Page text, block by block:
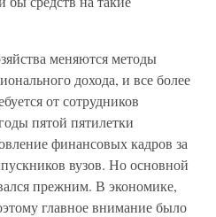
меняются методы
дохода, и все более
от сотрудников
пятой пятилетки
финансовых кадров за
вузов. Но основной
прежним. В экономике,
главное внимание было